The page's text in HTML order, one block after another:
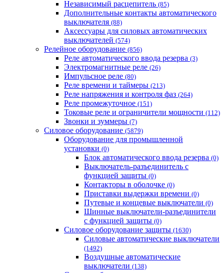
Независимый расцепитель (85)
Дополнительные контакты автоматического
выключателя (88)
Аксессуары для силовых автоматических
выключателей (574)
Релейное оборудование (856)
Реле автоматического ввода резерва (3)
Электромагнитные реле (26)
Импульсное реле (80)
Реле времени и таймеры (213)
Реле напряжения и контроля фаз (264)
Реле промежуточное (151)
Токовые реле и ограничители мощности (112)
Звонки и зуммеры (7)
Силовое оборудование (5879)
Оборудование для промышленной
установки (0)
Блок автоматического ввода резерва (0)
Выключатель-разъединитель с
функцией защиты (0)
Контакторы в оболочке (0)
Приставки выдержки времени (0)
Путевые и концевые выключатели (0)
Шинные выключатели-разъединители
с функцией защиты (0)
Силовое оборудование защиты (1630)
Силовые автоматические выключатели
(1492)
Воздушные автоматические
выключатели (138)